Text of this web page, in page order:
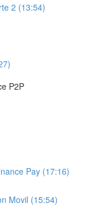
2 (13:54)
P2P
Pay (17:16)
Movil (15:54)